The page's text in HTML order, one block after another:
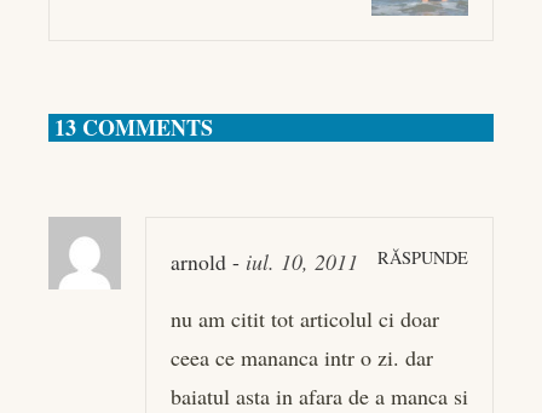
13 COMMENTS
arnold - iul. 10, 2011 RĂSPUNDE
nu am citit tot articolul ci doar
ceea ce mananca intr o zi. dar
baiatul asta in afara de a manca si